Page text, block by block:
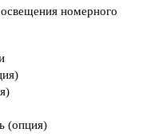
номерного
(опция)